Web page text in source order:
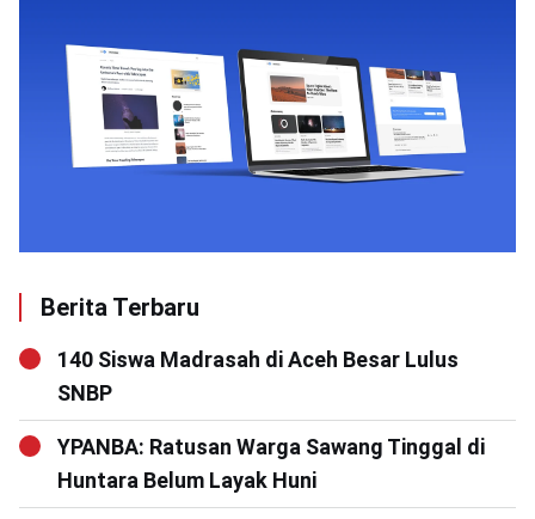
Berita Terbaru
140 Siswa Madrasah di Aceh Besar Lulus
SNBP
YPANBA: Ratusan Warga Sawang Tinggal di
Huntara Belum Layak Huni